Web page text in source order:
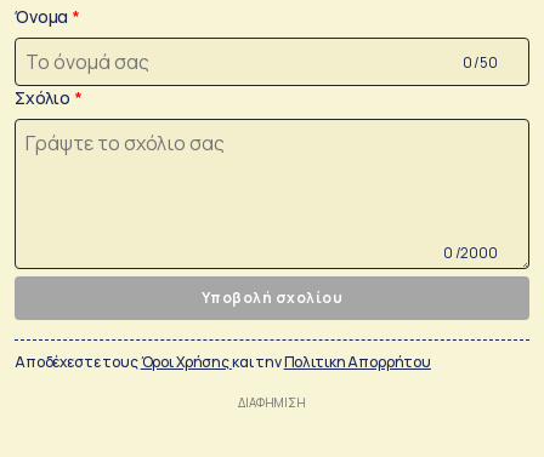
Όνομα
0 /50
Σχόλιο
0 /2000
Υποβολή σχολίου
Αποδέχεστε τουςΌροι Χρήσηςκαι τηνΠολιτικη Απορρήτου